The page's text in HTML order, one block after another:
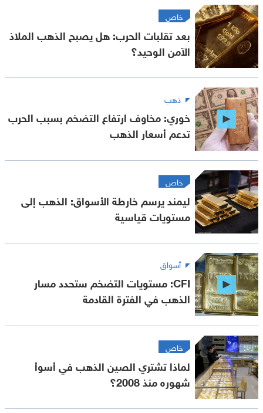
خاص
بعد تقلبات الحرب: هل يصبح الذهب الملاذ
الآمن الوحيد؟
ذهب
خوري: مخاوف ارتفاع التضخم بسبب الحرب
تدعم أسعار الذهب
خاص
ليمند يرسم خارطة الأسواق: الذهب إلى
مستويات قياسية
أسواق
CFI: مستويات التضخم ستحدد مسار
الذهب في الفترة القادمة
خاص
لماذا تشتري الصين الذهب في أسوأ
شهوره منذ 2008؟